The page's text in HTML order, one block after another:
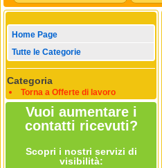
Home Page
Tutte le Categorie
Categoria
Torna a Offerte di lavoro
Vuoi aumentare i
contatti ricevuti?
Scopri i nostri servizi di
visibilità: